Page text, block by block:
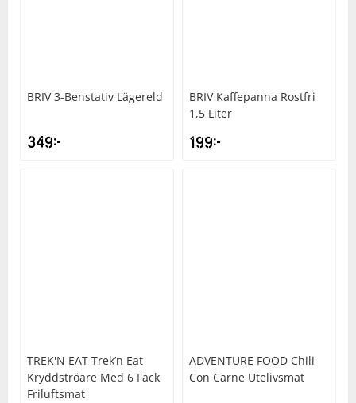
BRIV 3-Benstativ Lägereld
349kr
BRIV Kaffepanna Rostfri
1,5 Liter
199kr
TREK'N EAT Trek’n Eat
Kryddströare Med 6 Fack
Friluftsmat
ADVENTURE FOOD Chili
Con Carne Utelivsmat